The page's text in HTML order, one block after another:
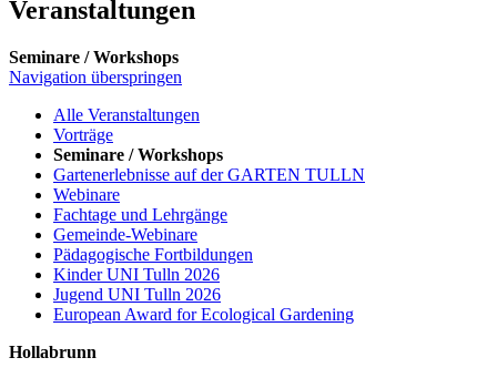
Veranstaltungen
Seminare / Workshops
Navigation überspringen
Alle Veranstaltungen
Vorträge
Seminare / Workshops
Gartenerlebnisse auf der GARTEN TULLN
Webinare
Fachtage und Lehrgänge
Gemeinde-Webinare
Pädagogische Fortbildungen
Kinder UNI Tulln 2026
Jugend UNI Tulln 2026
European Award for Ecological Gardening
Hollabrunn